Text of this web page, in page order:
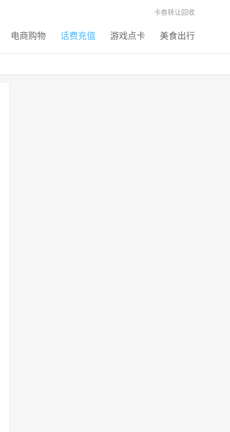
电商购物 话费充值 游戏点卡 美食出行
卡劵转让回收